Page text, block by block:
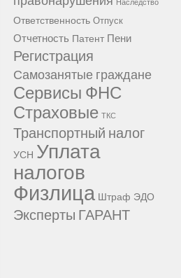
Ответственность Отпуск
Отчетность Патент Пени
Регистрация
Самозанятые граждане
Сервисы ФНС
Страховые ТКС
Транспортный налог
УСН Уплата
налогов
Физлица Штраф ЭДО
Эксперты ГАРАНТ